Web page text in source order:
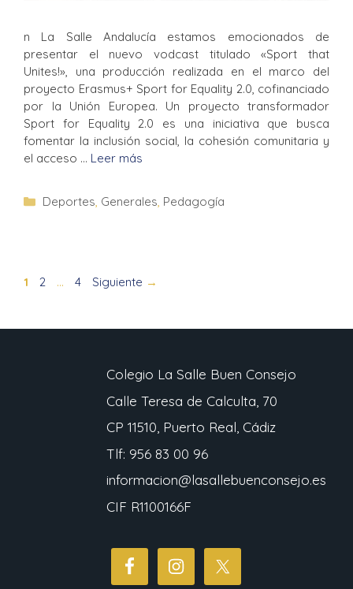
n La Salle Andalucía estamos emocionados de
presentar el nuevo vodcast titulado «Sport that
Unites!», una producción realizada en el marco del
proyecto Erasmus+ Sport for Equality 2.0, cofinanciado
por la Unión Europea. Un proyecto transformador
Sport for Equality 2.0 es una iniciativa que busca
fomentar la inclusión social, la cohesión comunitaria y
el acceso … Leer más
Deportes, Generales, Pedagogía
1 2 … 4 Siguiente →
Colegio La Salle Buen Consejo
Calle Teresa de Calculta, 70
CP 11510, Puerto Real, Cádiz
Tlf: 956 83 00 96
informacion@lasallebuenconsejo.es
CIF R1100166F